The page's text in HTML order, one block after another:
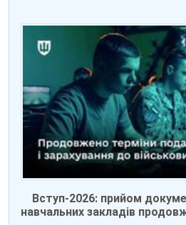
Вступ-2026: прийом
навчальних закладів